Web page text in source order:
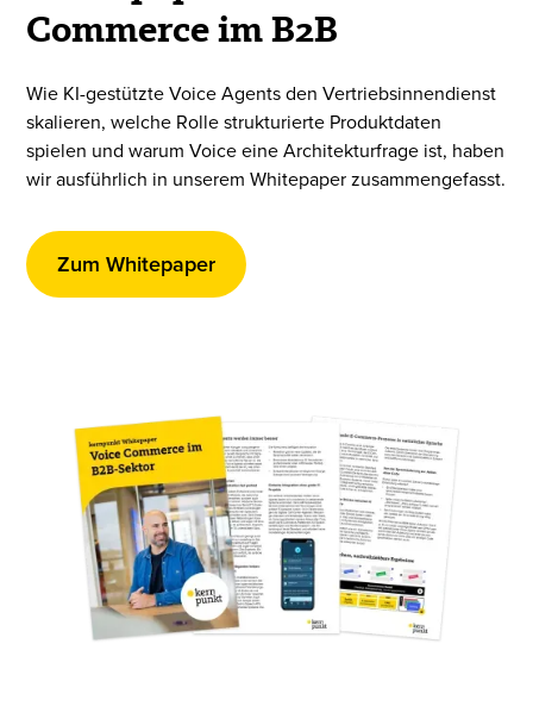
Commerce im B2B
Wie KI-gestützte Voice Agents den Vertriebsinnendienst
skalieren, welche Rolle strukturierte Produktdaten
spielen und warum Voice eine Architekturfrage ist, haben
wir ausführlich in unserem Whitepaper zusammengefasst.
Zum Whitepaper